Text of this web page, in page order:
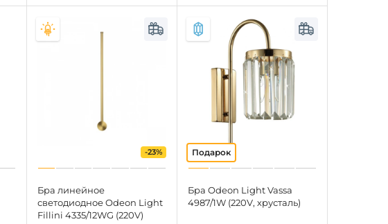
-23%
Бра линейное
светодиодное Odeon Light
Fillini 4335/12WG (220V)
Бра Odeon Light Vassa
4987/1W (220V, хрусталь)